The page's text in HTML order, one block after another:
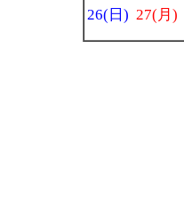
26(日) 27(月)